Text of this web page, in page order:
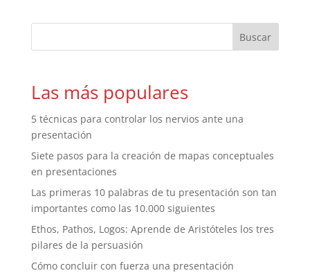
Las más populares
5 técnicas para controlar los nervios ante una
presentación
Siete pasos para la creación de mapas conceptuales
en presentaciones
Las primeras 10 palabras de tu presentación son tan
importantes como las 10.000 siguientes
Ethos, Pathos, Logos: Aprende de Aristóteles los tres
pilares de la persuasión
Cómo concluir con fuerza una presentación